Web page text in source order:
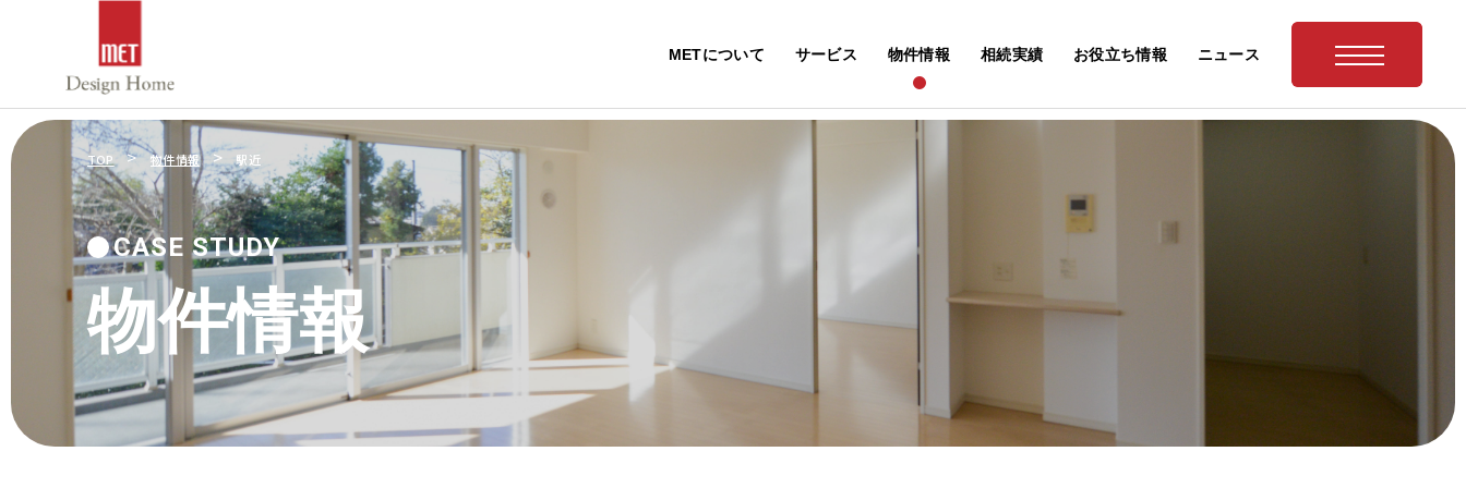
METについて サービス 物件情報 相続実績 お役立ち情報 ニュース
TOP > 物件情報 > 駅近
CASE STUDY
物件情報